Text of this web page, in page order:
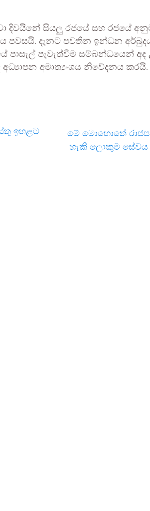
දිවයිනේ සියලු රජයේ සහ රජයේ
පවසයි. දැනට පවතින ඉන්ධන
පැවැත්වීම සම්බන්ධයෙන් අද
අමාත්‍යංශය නිවේදනය කරයි.
ඉහළට
මේ මොහොතේ
හැකි ලොකුම සේවය